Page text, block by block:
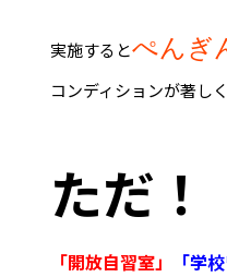
実施するとぺんぎ
コンディションが著し
ただ！
「開放自習室」 「学